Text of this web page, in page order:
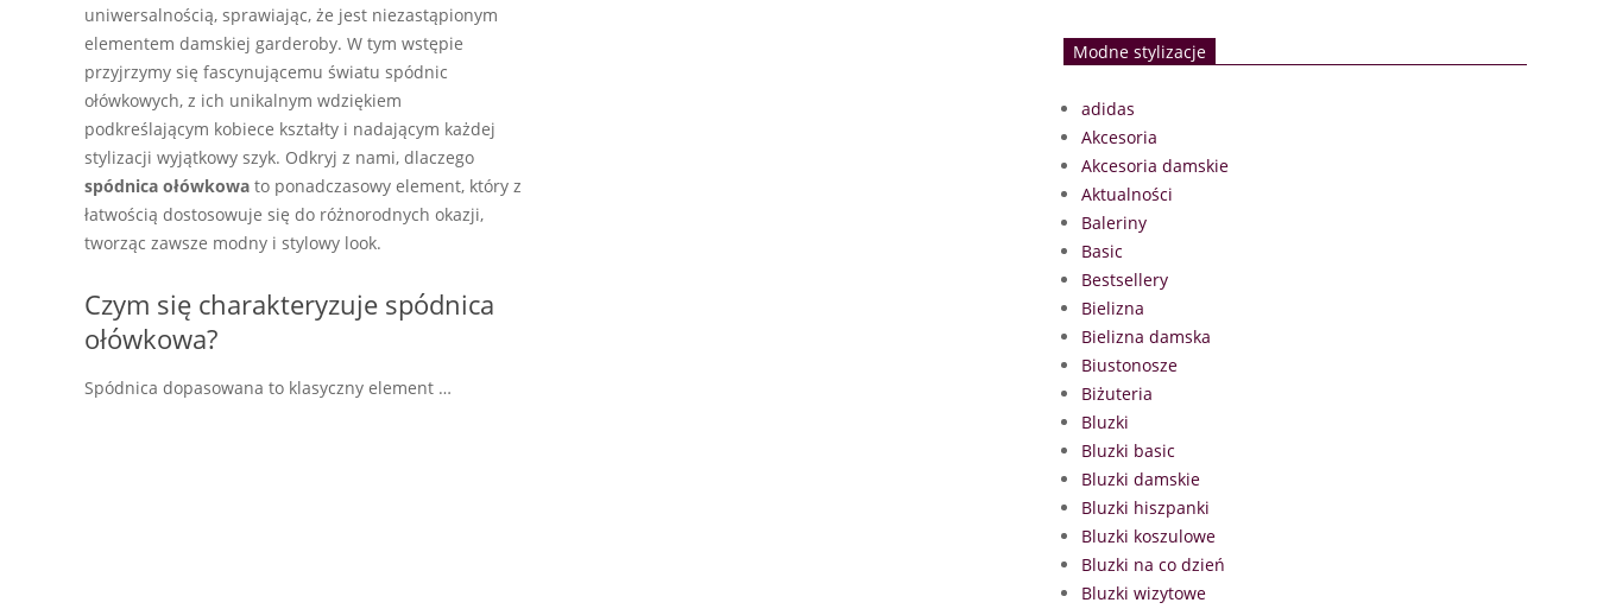
uniwersalnością, sprawiając, że jest niezastąpionym
elementem damskiej garderoby. W tym wstępie
przyjrzymy się fascynującemu światu spódnic
ołówkowych, z ich unikalnym wdziękiem
podkreślającym kobiece kształty i nadającym każdej
stylizacji wyjątkowy szyk. Odkryj z nami, dlaczego
spódnica ołówkowa to ponadczasowy element, który z
łatwością dostosowuje się do różnorodnych okazji,
tworząc zawsze modny i stylowy look.
Czym się charakteryzuje spódnica
ołówkowa?
Spódnica dopasowana to klasyczny element …
Modne stylizacje
adidas
Akcesoria
Akcesoria damskie
Aktualności
Baleriny
Basic
Bestsellery
Bielizna
Bielizna damska
Biustonosze
Biżuteria
Bluzki
Bluzki basic
Bluzki damskie
Bluzki hiszpanki
Bluzki koszulowe
Bluzki na co dzień
Bluzki wizytowe